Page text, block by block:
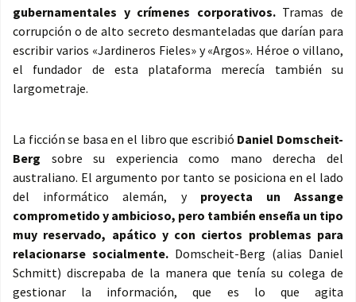
gubernamentales y crímenes corporativos.Tramas de
corrupción o de alto secreto desmanteladas que darían para
escribir varios «Jardineros Fieles» y «Argos». Héroe o villano,
el fundador de esta plataforma merecía también su
largometraje.
La ficción se basa en el libro que escribió Daniel Domscheit-
Berg sobre su experiencia como mano derecha del
australiano. El argumento por tanto se posiciona en el lado
del informático alemán, y proyecta un Assange
comprometido y ambicioso, pero también enseña un tipo
muy reservado, apático y con ciertos problemas para
relacionarse socialmente. Domscheit-Berg (alias Daniel
Schmitt) discrepaba de la manera que tenía su colega de
gestionar la información, que es lo que agita